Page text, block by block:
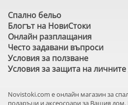
Спално бельо
Блогът на НовиСтоки
Онлайн разплащания
Често задавани въпроси
Условия за ползване
Условия за защита на
Novistoki.com e онлайн магазин за
подаръци и аксеосоари за Вашия дом.